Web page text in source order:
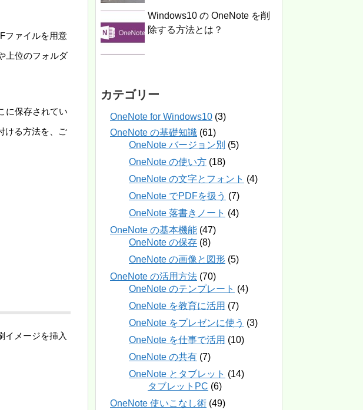
ファイルを用意
上位のフォルダ
に保存されてい
ける方法を、ご
イメージを挿入
Windows10 の OneNote を削
除する方法とは？
カテゴリー
OneNote for Windows10 (3)
OneNote の基礎知識 (61)
OneNote バージョン別 (5)
OneNote の使い方 (18)
OneNote の文字とフォント (4)
OneNote でPDFを扱う (7)
OneNote 落書きノート (4)
OneNote の基本機能 (47)
OneNote の保存 (8)
OneNote の画像と図形 (5)
OneNote の活用方法 (70)
OneNote のテンプレート (4)
OneNote を教育に活用 (7)
OneNote をプレゼンに使う (3)
OneNote を仕事で活用 (10)
OneNote の共有 (7)
OneNote とタブレット (14)
タブレットPC (6)
OneNote 使いこなし術 (49)